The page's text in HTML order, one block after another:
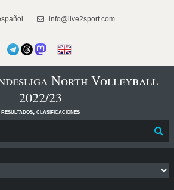
info@live2sport.com
North Volleyball
2022/23
resultados, clasificaciones